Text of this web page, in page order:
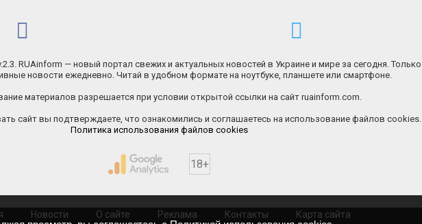
RUAinform — новый портал свежих и актуальных новостей в Украине и мире за сегодня. Только
новости ежедневно. Читай в удобном формате на ноутбуке, планшете или смартфоне.
материалов разрешается при условии открытой ссылки на сайт ruainform.com.
сайт вы подтверждаете, что ознакомились и соглашаетесь на использование файлов cookies.
Политика использования файлов cookies
18+
Новости О сайте Реклама Контакты Карта сайта